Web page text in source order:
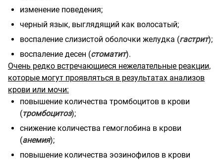
изменение поведения;
черный язык, выглядящий как волосатый;
воспаление слизистой оболочки желудка (гастрит);
воспаление десен (стоматит).
Очень редко встречающиеся нежелательные реакции,
которые могут проявляться в результатах анализов
крови или мочи:
повышение количества тромбоцитов в крови
(тромбоцитоз);
снижение количества гемоглобина в крови
(анемия);
повышение количества эозинофилов в крови